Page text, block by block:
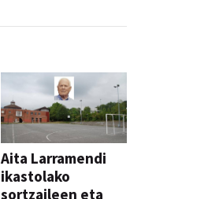
Aita Larramendi
ikastolako
sortzaileen eta